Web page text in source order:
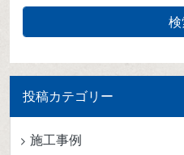
投稿カテゴリー
施工事例